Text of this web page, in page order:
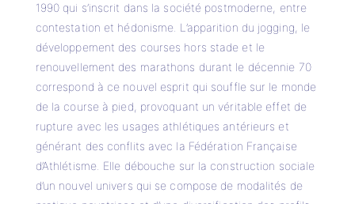
1990 qui s’inscrit dans la société postmoderne, entre
contestation et hédonisme. L’apparition du jogging, le
développement des courses hors stade et le
renouvellement des marathons durant le décennie 70
correspond à ce nouvel esprit qui souffle sur le monde
de la course à pied, provoquant un véritable effet de
rupture avec les usages athlétiques antérieurs et
générant des conflits avec la Fédération Française
d’Athlétisme. Elle débouche sur la construction sociale
d’un nouvel univers qui se compose de modalités de